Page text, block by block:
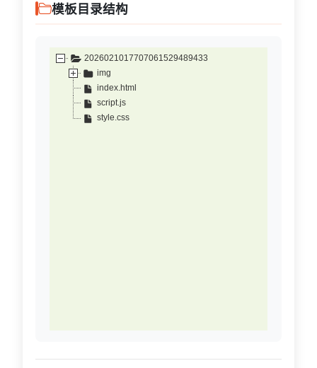
模板目录结构
2026021017707061529489433
img
index.html
script.js
style.css